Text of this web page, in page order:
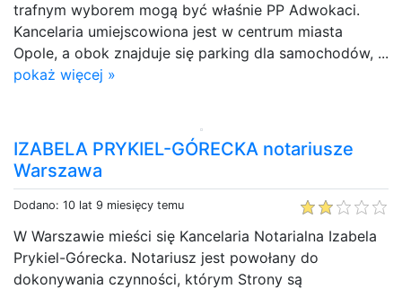
trafnym wyborem mogą być właśnie PP Adwokaci.
Kancelaria umiejscowiona jest w centrum miasta
Opole, a obok znajduje się parking dla samochodów, ...
pokaż więcej »
IZABELA PRYKIEL-GÓRECKA notariusze
Warszawa
Dodano: 10 lat 9 miesięcy temu
W Warszawie mieści się Kancelaria Notarialna Izabela
Prykiel-Górecka. Notariusz jest powołany do
dokonywania czynności, którym Strony są